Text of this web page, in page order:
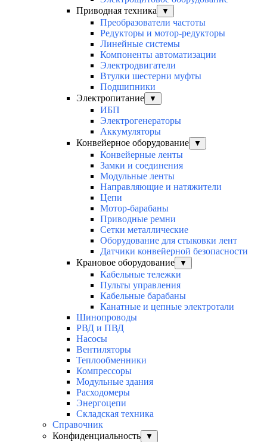
Приводная техника
▼
Преобразователи частоты
Редукторы и мотор-редукторы
Линейные системы
Компоненты автоматизации
Электродвигатели
Втулки шестерни муфты
Подшипники
Электропитание
▼
ИБП
Электрогенераторы
Аккумуляторы
Конвейерное оборудование
▼
Конвейерные ленты
Замки и соединения
Модульные ленты
Направляющие и натяжители
Цепи
Мотор-барабаны
Приводные ремни
Сетки металлические
Оборудование для стыковки лент
Датчики конвейерной безопасности
Крановое оборудование
▼
Кабельные тележки
Пульты управления
Кабельные барабаны
Канатные и цепные электротали
Шинопроводы
РВД и ПВД
Насосы
Вентиляторы
Теплообменники
Компрессоры
Модульные здания
Расходомеры
Энергоцепи
Складская техника
Справочник
Конфиденциальность
▼